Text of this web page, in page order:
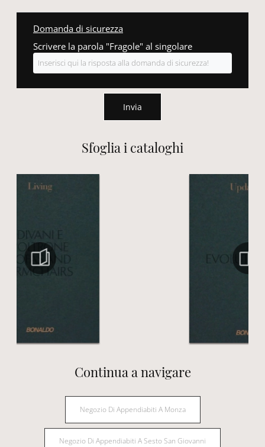
Sfoglia i cataloghi
Continua a navigare
Negozio Di Appendiabiti A Monza
Negozio Di Appendiabiti A Sesto San Giovanni
Domanda di sicurezza
Scrivere la parola "Fragole" al singolare
Invia